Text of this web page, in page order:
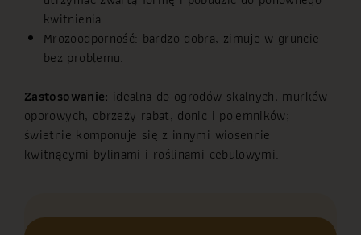
kwitnienia.
Mrozoodporność: bardzo dobra, zimuje w gruncie
bez problemu.
Zastosowanie: idealna do ogrodów skalnych, murków
oporowych, obrzeży rabat, donic i pojemników;
świetnie komponuje się z innymi wiosennie
kwitnącymi bylinami i roślinami cebulowymi.